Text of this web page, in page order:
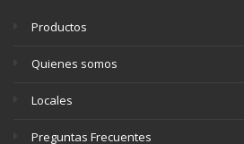
Productos
Quienes somos
Locales
Preguntas Frecuentes